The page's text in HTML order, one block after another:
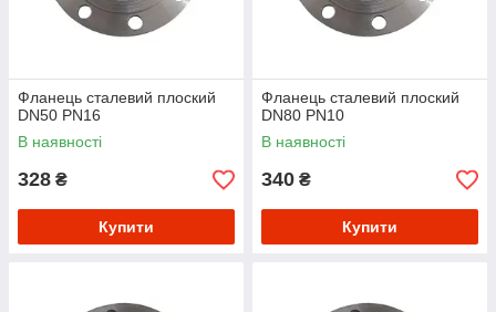
Фланець сталевий плоский
DN50 PN16
В наявності
328 ₴
Купити
Фланець сталевий плоский
DN80 PN10
В наявності
340 ₴
Купити